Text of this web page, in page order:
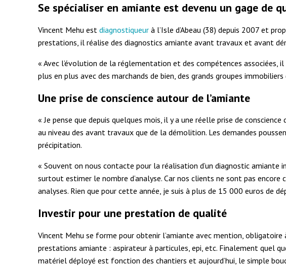
Se spécialiser en amiante est devenu un gage de
Vincent Mehu estdiagnostiqueur à l’Isle d’Abeau (38) depuis 2007 et
prestations, il réalise des diagnostics amiante avant travaux et avant
« Avec l’évolution de la réglementation et des compétences associées,
plus en plus avec des marchands de bien, des grands groupes
Une prise de conscience autour de l’amiante
« Je pense que depuis quelques mois, il y a une réelle prise de
au niveau des avant travaux que de la démolition. Les demandes
précipitation.
« Souvent on nous contacte pour la réalisation d’un diagnostic
surtout estimer le nombre d’analyse. Car nos clients ne sont pas
analyses. Rien que pour cette année, je suis à plus de 15 000 euros de
Investir pour une prestation de qualité
Vincent Mehu se forme pour obtenir l’amiante avec mention, obligatoire
prestations amiante : aspirateur à particules, epi, etc. Finalement quel
matériel déployé est fonction des chantiers et aujourd’hui, le simple